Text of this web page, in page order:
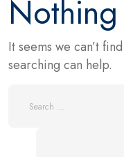
It seems we can’t
searching can help.